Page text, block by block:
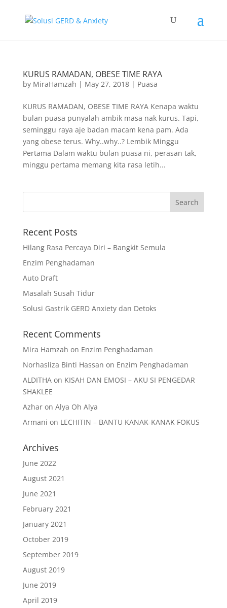
KURUS RAMADAN, OBESE TIME RAYA
by MiraHamzah | May 27, 2018| Puasa
KURUS RAMADAN, OBESE TIME RAYA Kenapa waktu
bulan puasa punyalah ambik masa nak kurus. Tapi,
seminggu raya aje badan macam kena pam. Ada
yang obese terus. Why..why..? Lembik Minggu
Pertama Dalam waktu bulan puasa ni, perasan tak,
minggu pertama memang kita rasa letih...
Recent Posts
Hilang Rasa Percaya Diri – Bangkit Semula
Enzim Penghadaman
Auto Draft
Masalah Susah Tidur
Solusi Gastrik GERD Anxiety dan Detoks
Recent Comments
Mira Hamzah on Enzim Penghadaman
Norhasliza Binti Hassan on Enzim Penghadaman
ALDITHAon KISAH DAN EMOSI – AKU SI PENGEDAR
SHAKLEE
Azharon Alya Oh Alya
Armani on LECHITIN – BANTU KANAK-KANAK FOKUS
Archives
June 2022
August 2021
June 2021
February 2021
January 2021
October 2019
September 2019
August 2019
June 2019
April 2019